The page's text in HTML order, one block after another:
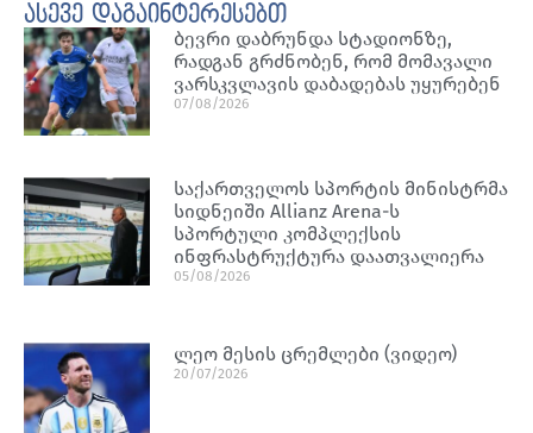
ასევე დაგაინტერესებთ
ბევრი დაბრუნდა სტადიონზე,
რადგან გრძნობენ, რომ მომავალი
ვარსკვლავის დაბადებას უყურებენ
07/08/2026
საქართველოს სპორტის მინისტრმა
სიდნეიში Allianz Arena-ს
სპორტული კომპლექსის
ინფრასტრუქტურა დაათვალიერა
05/08/2026
ლეო მესის ცრემლები (ვიდეო)
20/07/2026